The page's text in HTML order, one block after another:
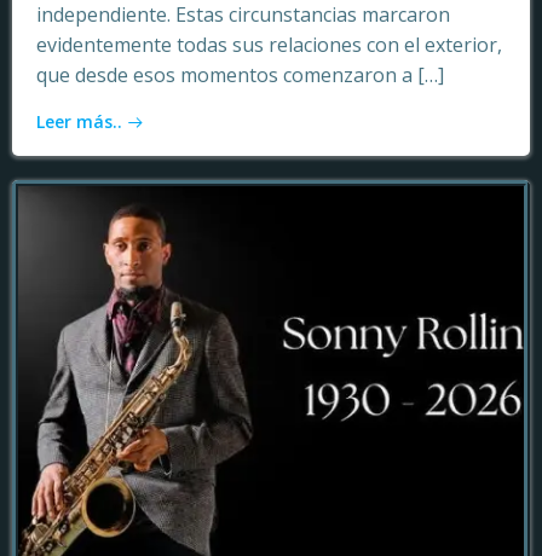
independiente. Estas circunstancias marcaron
evidentemente todas sus relaciones con el exterior,
que desde esos momentos comenzaron a […]
Leer más..